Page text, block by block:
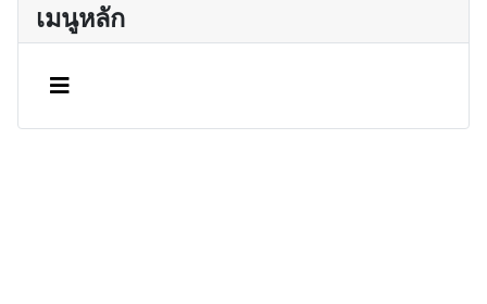
เมนูหลัก